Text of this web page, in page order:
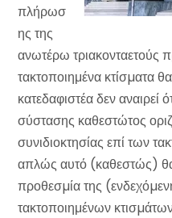
πλήρωσ
ης της
ανωτέρω τριακονταετούς
τακτοποιημένα κτίσµατα
κατεδαφιστέα δεν αναιρεί
σύστασης καθεστώτος
συνιδιοκτησίας επί των
απλώς αυτό (καθεστώς) θα
προθεσµία της
τακτοποιημένων